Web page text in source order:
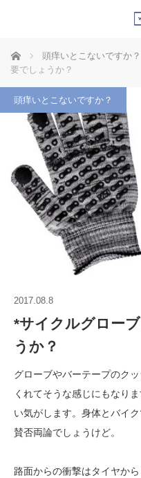
ホーム 頭痒いとこないですか？
要でしょうか？
頭痒いとこないですか？
2017.08.8
*サイクルグロー
うか？
グローブやバーテープのク
くれてそうな感じにもなり
い気がします。身体とバイ
賛否両論でしょうけど。
路面からの衝撃はタイヤか